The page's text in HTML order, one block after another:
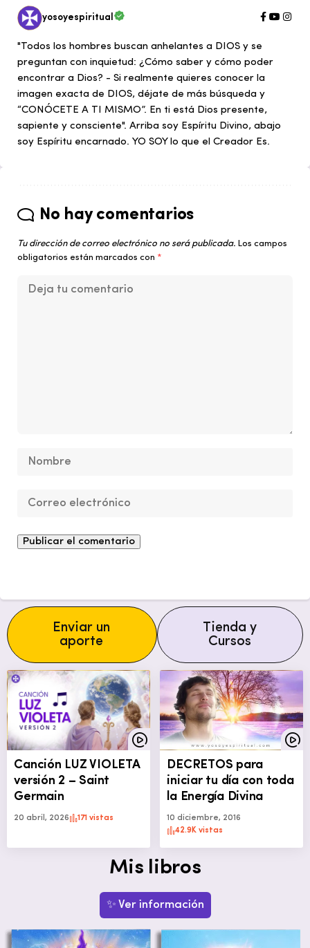
yosoyespiritual
"Todos los hombres buscan anhelantes a DIOS y se
preguntan con inquietud: ¿Cómo saber y cómo poder
encontrar a Dios? - Si realmente quieres conocer la
imagen exacta de DIOS, déjate de más búsqueda y
“CONÓCETE A TI MISMO”. En ti está Dios presente,
sapiente y consciente". Arriba soy Espíritu Divino, abajo
soy Espíritu encarnado. YO SOY lo que el Creador Es.
No hay comentarios
Tu dirección de correo electrónico no será publicada. Los campos
obligatorios están marcados con *
Enviar un
aporte
Tienda y
Cursos
Canción LUZ VIOLETA
versión 2 – Saint
Germain
20 abril, 2026 171 vistas
DECRETOS para
iniciar tu día con toda
la Energía Divina
10 diciembre, 2016
42.9K vistas
Mis libros
✨ Ver información